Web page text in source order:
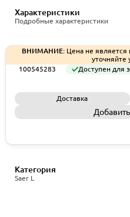
Характеристики
Подробные характеристики
ВНИМАНИЕ: Цена не является
уточняйте
100545283
Доступен для
Доставка
Saer L
Категория